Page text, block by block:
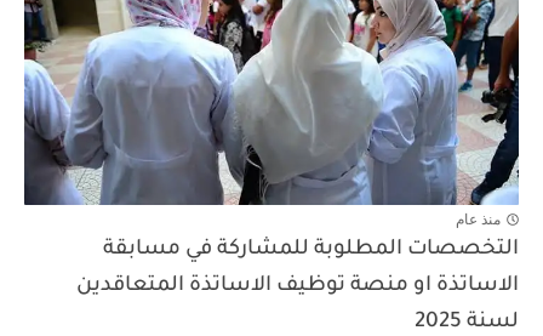
منذ عام
التخصصات المطلوبة للمشاركة في مسابقة
الاساتذة او منصة توظيف الاساتذة المتعاقدين
لسنة 2025